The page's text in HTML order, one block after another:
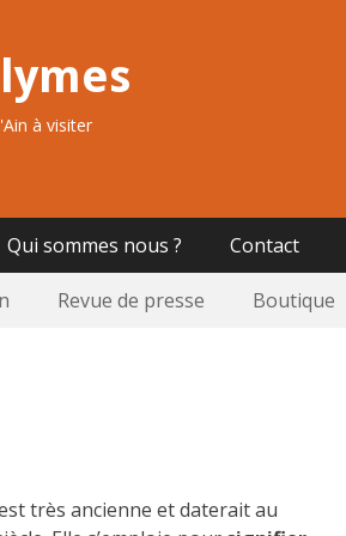
à visiter
Qui sommes nous ? Contact
Revue de presse Boutique
très ancienne et daterait au